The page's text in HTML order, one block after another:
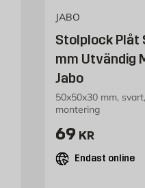
JABO
Stolplock Plåt
mm Utvändig
Jabo
50x50x30 mm,
montering
Pris 69 kr
69 KR
Endast online